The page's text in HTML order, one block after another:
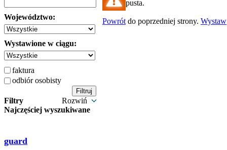
Województwo:
Wystawione w ciągu:
faktura
odbiór osobisty
Filtry
Rozwiń
Najczęściej wyszukiwane
guard
pusta.
Powrót do poprzedniej strony. Wystaw